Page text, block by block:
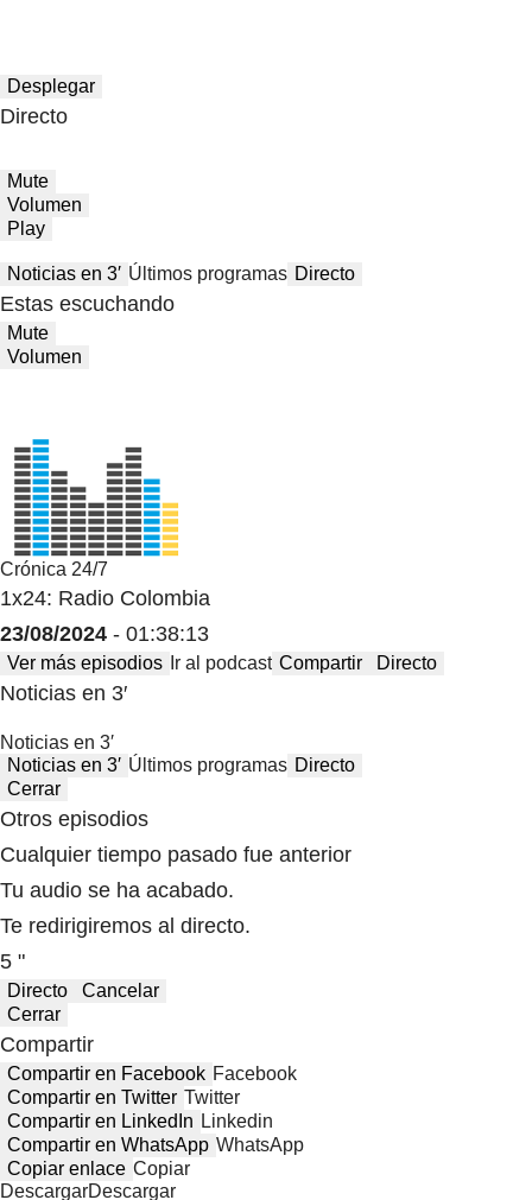
Desplegar
Directo
Mute
Volumen
Play
Noticias en 3′ Últimos programas Directo
Estas escuchando
Mute
Volumen
Crónica 24/7
1x24: Radio Colombia
23/08/2024 - 01:38:13
Ver más episodios Ir al podcast Compartir Directo
Noticias en 3′
Noticias en 3′
Noticias en 3′ Últimos programas Directo
Cerrar
Otros episodios
Cualquier tiempo pasado fue anterior
Tu audio se ha acabado.
Te redirigiremos al directo.
5 "
Directo
Cancelar
Cerrar
Compartir
Compartir en Facebook Facebook
Compartir en Twitter Twitter
Compartir en LinkedIn Linkedin
Compartir en WhatsApp WhatsApp
Copiar enlace Copiar
DescargarDescargar